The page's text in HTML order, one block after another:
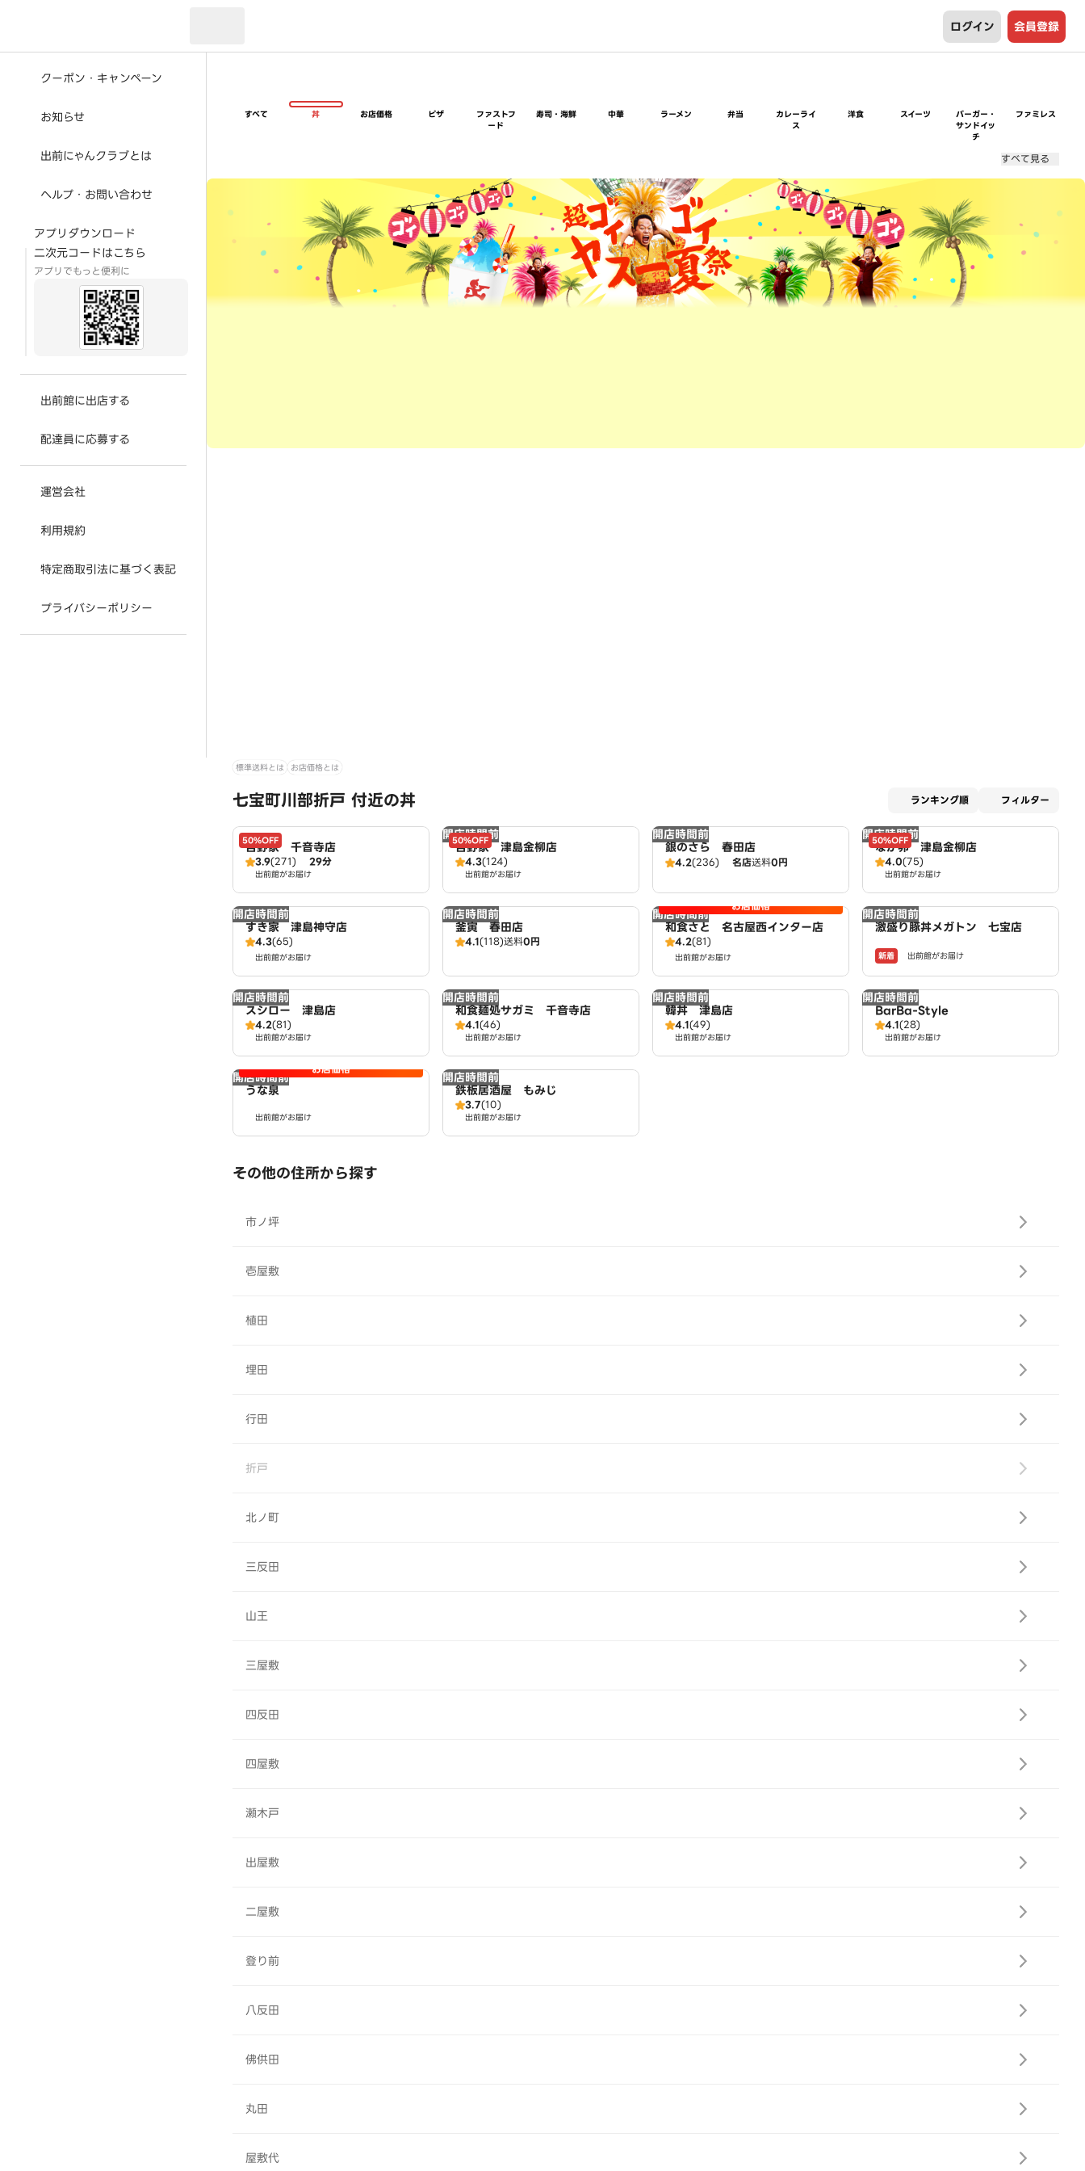
ログイン 会員登録
クーポン・キャンペーン
お知らせ
出前にゃんクラブとは
ヘルプ・お問い合わせ
アプリダウンロード
二次元コードはこちら
アプリでもっと便利に
出前館に出店する
配達員に応募する
運営会社
利用規約
特定商取引法に基づく表記
プライバシーポリシー
すべて 丼 お店価格 ピザ
ファストフ
ード
寿司・海鮮 中華 ラーメン 弁当
カレーライ
ス
洋食 スイーツ
バーガー・
サンドイッ
チ
ファミレス
すべて見る
超ゴイゴイヤスー夏祭
標準送料とは お店価格とは
七宝町川部折戸 付近の丼 ランキング順 フィルター
50%OFF
吉野家 千音寺店
3.9(271) 29分
出前館がお届け
開店時間前
50%OFF
吉野家 津島金柳店
4.3(124)
出前館がお届け
開店時間前
銀のさら 春田店
4.2(236) 名店送料0円
開店時間前
50%OFF
なか卯 津島金柳店
4.0(75)
出前館がお届け
開店時間前
すき家 津島神守店
4.3(65)
出前館がお届け
開店時間前
釜寅 春田店
4.1(118)送料0円
開店時間前 お店価格
和食さと 名古屋西インター店
4.2(81)
出前館がお届け
開店時間前
激盛り豚丼メガトン 七宝店
新着 出前館がお届け
開店時間前
スシロー 津島店
4.2(81)
出前館がお届け
開店時間前
和食麺処サガミ 千音寺店
4.1(46)
出前館がお届け
開店時間前
韓丼 津島店
4.1(49)
出前館がお届け
開店時間前
BarBa-Style
4.1(28)
出前館がお届け
開店時間前 お店価格
うな泉
出前館がお届け
開店時間前
鉄板居酒屋 もみじ
3.7(10)
出前館がお届け
その他の住所から探す
市ノ坪
壱屋敷
植田
埋田
行田
折戸
北ノ町
三反田
山王
三屋敷
四反田
四屋敷
瀬木戸
出屋敷
二屋敷
登り前
八反田
佛供田
丸田
屋敷代